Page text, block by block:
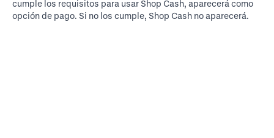
cumple los requisitos para usar Shop Cash, aparecerá como
opción de pago. Si no los cumple, Shop Cash no aparecerá.